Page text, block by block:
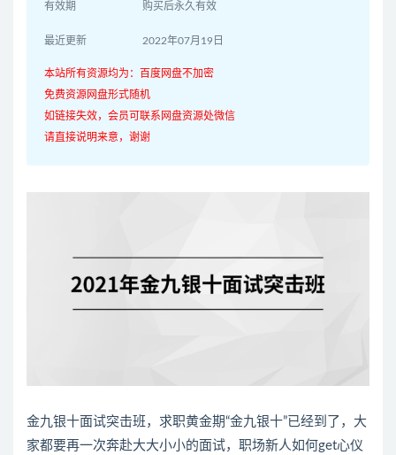
有效期 购买后永久有效
最近更新 2022年07月19日
本站所有资源均为：百度网盘不加密
免费资源网盘形式随机
如链接失效，会员可联系网盘资源处微信
请直接说明来意，谢谢
金九银十面试突击班，求职黄金期“金九银十”已经到了，大
家都要再一次奔赴大大小小的面试，职场新人如何get心仪